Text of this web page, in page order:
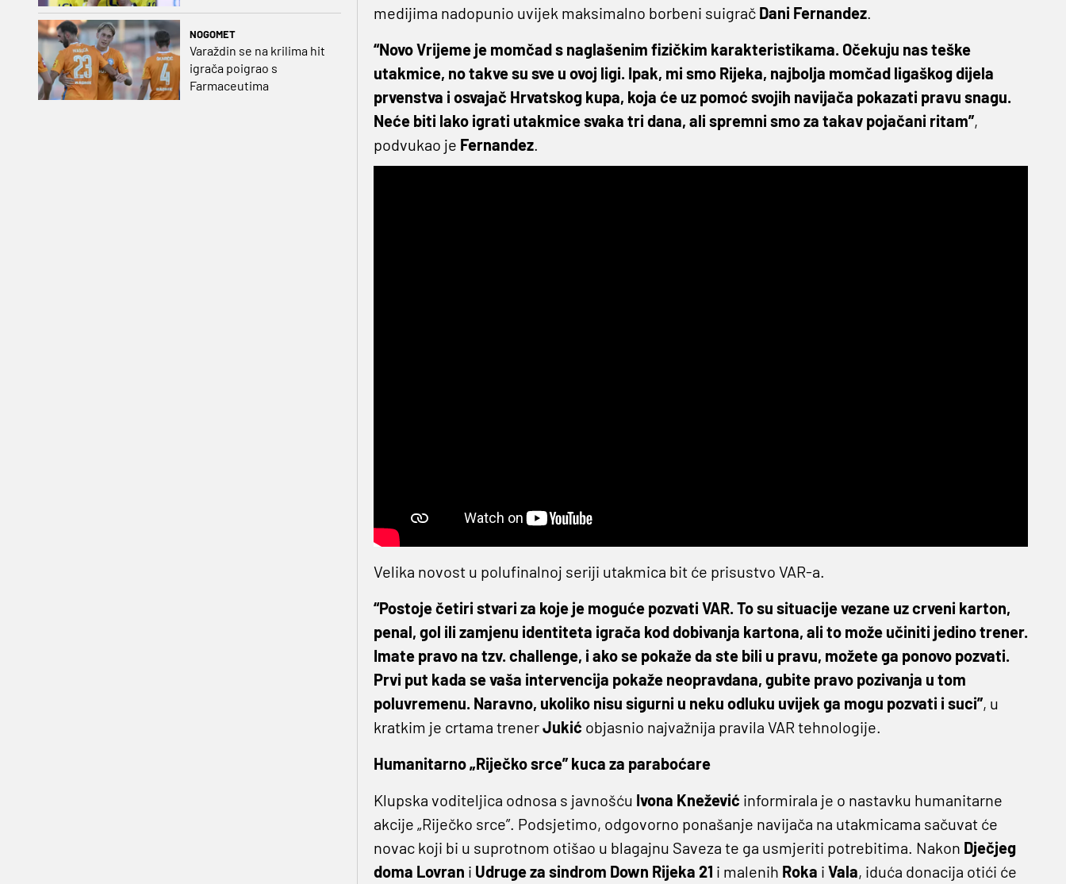
NOGOMET
Varaždin se na krilima hit
igrača poigrao s
Farmaceutima
medijima nadopunio uvijek maksimalno borbeni suigrač Dani Fernandez.
“Novo Vrijeme je momčad s naglašenim fizičkim karakteristikama. Očekuju nas teške
utakmice, no takve su sve u ovoj ligi. Ipak, mi smo Rijeka, najbolja momčad ligaškog dijela
prvenstva i osvajač Hrvatskog kupa, koja će uz pomoć svojih navijača pokazati pravu snagu.
Neće biti lako igrati utakmice svaka tri dana, ali spremni smo za takav pojačani ritam”,
podvukao je Fernandez.
Velika novost u polufinalnoj seriji utakmica bit će prisustvo VAR-a.
“Postoje četiri stvari za koje je moguće pozvati VAR. To su situacije vezane uz crveni karton,
penal, gol ili zamjenu identiteta igrača kod dobivanja kartona, ali to može učiniti jedino trener.
Imate pravo na tzv. challenge, i ako se pokaže da ste bili u pravu, možete ga ponovo pozvati.
Prvi put kada se vaša intervencija pokaže neopravdana, gubite pravo pozivanja u tom
poluvremenu. Naravno, ukoliko nisu sigurni u neku odluku uvijek ga mogu pozvati i suci”, u
kratkim je crtama trenerJukić objasnio najvažnija pravila VAR tehnologije.
Humanitarno „Riječko srce” kuca za paraboćare
Klupska voditeljica odnosa s javnošću Ivona Knežević informirala je o nastavku humanitarne
akcije „Riječko srce”. Podsjetimo, odgovorno ponašanje navijača na utakmicama sačuvat će
novac koji bi u suprotnom otišao u blagajnu Saveza te ga usmjeriti potrebitima. Nakon Dječjeg
doma Lovran i Udruge za sindrom Down Rijeka 21 i malenih Roka i Vala, iduća donacija otići će